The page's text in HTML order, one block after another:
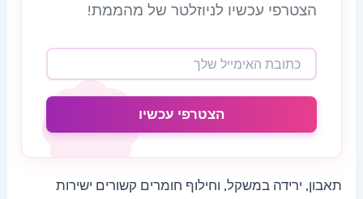
הצטרפי עכשיו לניוזלטר של מהממת!
הצטרפי עכשיו
תאבון, ירידה במשקל, וחילוף חומרים קשורים ישירות